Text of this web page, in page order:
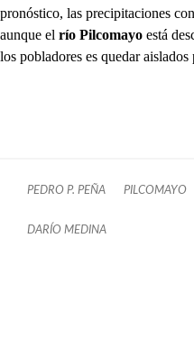
pronóstico, las precipitaciones
aunque el río Pilcomayo está
los pobladores es quedar
PEDRO P. PEÑA PILCOMAYO
DARÍO MEDINA